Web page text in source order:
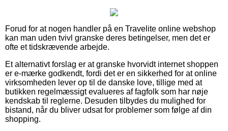
Forud for at nogen handler på en Travelite online webshop
kan man uden tvivl granske deres betingelser, men det er
ofte et tidskrævende arbejde.
Et alternativt forslag er at granske hvorvidt internet shoppen
er e-mærke godkendt, fordi det er en sikkerhed for at online
virksomheden lever op til de danske love, tillige med at
butikken regelmæssigt evalueres af fagfolk som har nøje
kendskab til reglerne. Desuden tilbydes du mulighed for
bistand, når du bliver udsat for problemer som følge af din
shopping.